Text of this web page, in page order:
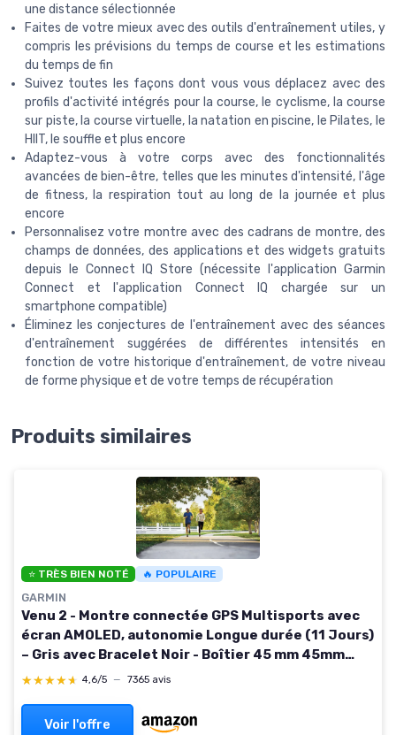
une distance sélectionnée
Faites de votre mieux avec des outils d'entraînement utiles, y
compris les prévisions du temps de course et les estimations
du temps de fin
Suivez toutes les façons dont vous vous déplacez avec des
profils d'activité intégrés pour la course, le cyclisme, la course
sur piste, la course virtuelle, la natation en piscine, le Pilates, le
HIIT, le souffle et plus encore
Adaptez-vous à votre corps avec des fonctionnalités
avancées de bien-être, telles que les minutes d'intensité, l'âge
de fitness, la respiration tout au long de la journée et plus
encore
Personnalisez votre montre avec des cadrans de montre, des
champs de données, des applications et des widgets gratuits
depuis le Connect IQ Store (nécessite l'application Garmin
Connect et l'application Connect IQ chargée sur un
smartphone compatible)
Éliminez les conjectures de l'entraînement avec des séances
d'entraînement suggérées de différentes intensités en
fonction de votre historique d'entraînement, de votre niveau
de forme physique et de votre temps de récupération
Produits similaires
⭐ TRÈS BIEN NOTÉ 🔥 POPULAIRE
GARMIN
Venu 2 - Montre connectée GPS Multisports avec
écran AMOLED, autonomie Longue durée (11 Jours)
– Gris avec Bracelet Noir - Boîtier 45 mm 45mm
Élégant Noir
★★★★★
★★★★★ 4,6/5 — 7365 avis
Voir l'offre